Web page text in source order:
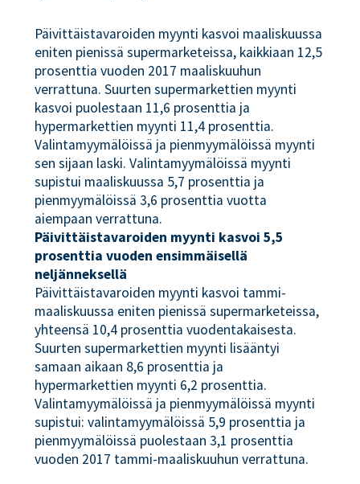
Päivittäistavaroiden myynti kasvoi maaliskuussa
eniten pienissä supermarketeissa, kaikkiaan 12,5
prosenttia vuoden 2017 maaliskuuhun
verrattuna. Suurten supermarkettien myynti
kasvoi puolestaan 11,6 prosenttia ja
hypermarkettien myynti 11,4 prosenttia.
Valintamyymälöissä ja pienmyymälöissä myynti
sen sijaan laski. Valintamyymälöissä myynti
supistui maaliskuussa 5,7 prosenttia ja
pienmyymälöissä 3,6 prosenttia vuotta
aiempaan verrattuna.
Päivittäistavaroiden myynti kasvoi 5,5
prosenttia vuoden ensimmäisellä
neljänneksellä
Päivittäistavaroiden myynti kasvoi tammi-
maaliskuussa eniten pienissä supermarketeissa,
yhteensä 10,4 prosenttia vuodentakaisesta.
Suurten supermarkettien myynti lisääntyi
samaan aikaan 8,6 prosenttia ja
hypermarkettien myynti 6,2 prosenttia.
Valintamyymälöissä ja pienmyymälöissä myynti
supistui: valintamyymälöissä 5,9 prosenttia ja
pienmyymälöissä puolestaan 3,1 prosenttia
vuoden 2017 tammi-maaliskuuhun verrattuna.